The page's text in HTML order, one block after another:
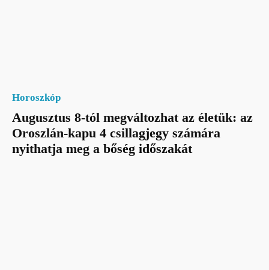
Horoszkóp
Augusztus 8-tól megváltozhat az életük: az
Oroszlán-kapu 4 csillagjegy számára
nyithatja meg a bőség időszakát